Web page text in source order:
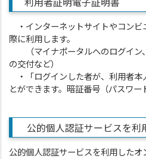
利用者証明電子証明書
・インターネットサイトやコンビ
際に利用します。
（マイナポータルへのログイン
の交付など）
・「ログインした者が、利用者本
とができます。暗証番号（パスワー
公的個人認証サービスを利
公的個人認証サービスを利用した